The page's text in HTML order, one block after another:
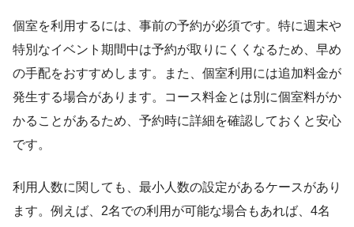
個室を利用するには、事前の予約が必須です。特に週末や
特別なイベント期間中は予約が取りにくくなるため、早め
の手配をおすすめします。また、個室利用には追加料金が
発生する場合があります。コース料金とは別に個室料がか
かることがあるため、予約時に詳細を確認しておくと安心
です。
利用人数に関しても、最小人数の設定があるケースがあり
ます。例えば、2名での利用が可能な場合もあれば、4名